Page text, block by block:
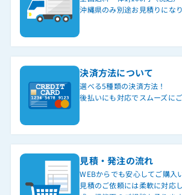
沖縄県のみ別途お見積りになり
決済方法について
選べる5種類の決済方法！
後払いにも対応でスムーズに
見積・発注の流れ
WEBからでも安心してご購入
見積のご依頼には柔軟に対応